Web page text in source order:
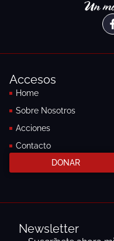
Accesos
Home
Sobre Nosotros
Acciones
Contacto
DONAR
Newsletter